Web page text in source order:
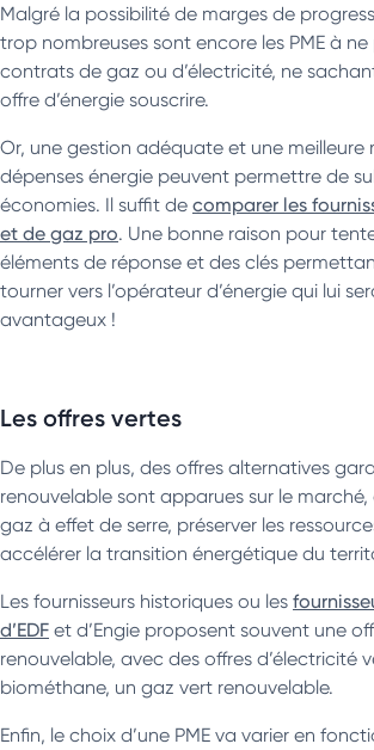
Malgré la possibilité de marges de
trop nombreuses sont encore les PME à ne
contrats de gaz ou d’électricité, ne
offre d’énergie souscrire.
Or, une gestion adéquate et une meilleure
dépenses énergie peuvent permettre de
économies. Il suffit de comparer les
et de gaz pro. Une bonne raison pour
éléments de réponse et des clés
tourner vers l’opérateur d’énergie qui lui
avantageux !
Les offres vertes
De plus en plus, des offres alternatives
renouvelable sont apparues sur le marché,
gaz à effet de serre, préserver les
accélérer la transition énergétique du
Les fournisseurs historiques ou les
d’EDF et d’Engie proposent souvent une
renouvelable, avec des offres d’électricité
biométhane, un gaz vert renouvelable.
Enfin, le choix d’une PME va varier en